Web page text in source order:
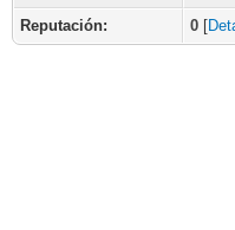
Reputación: 0 [